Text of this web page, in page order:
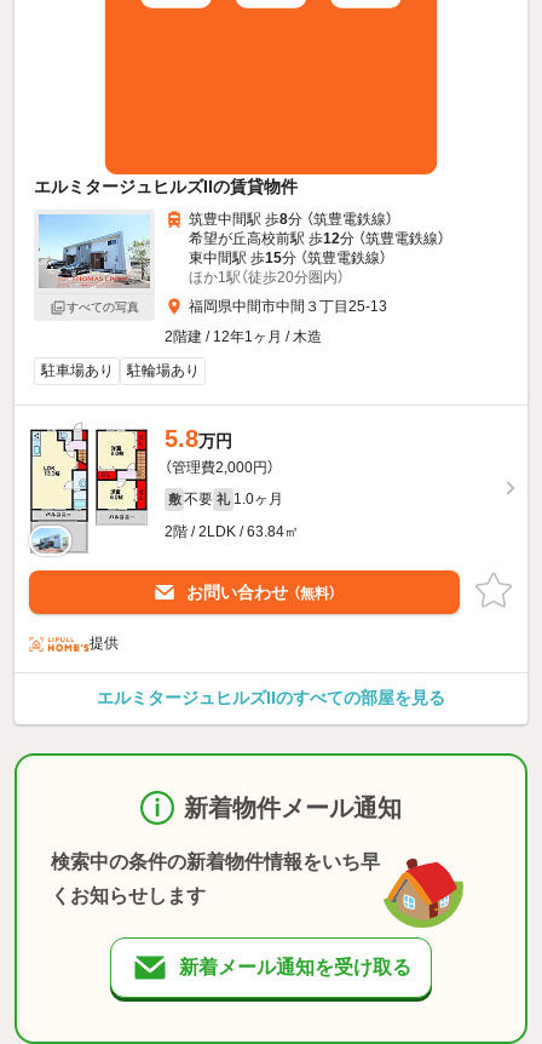
エルミタージュヒルズIIの賃貸物件
すべての写真
筑豊中間駅 歩8分 （筑豊電鉄線）
希望が丘高校前駅 歩12分 （筑豊電鉄線）
東中間駅 歩15分 （筑豊電鉄線）
ほか1駅（徒歩20分圏内）
福岡県中間市中間３丁目25-13
2階建 / 12年1ヶ月 / 木造
駐車場あり
駐輪場あり
5.8万円
（管理費2,000円）
敷 不要 礼 1.0ヶ月
2階 / 2LDK / 63.84㎡
お問い合わせ （無料）
提供
エルミタージュヒルズIIのすべての部屋を見る
新着物件メール通知
検索中の条件の新着物件情報をいち早
くお知らせします
新着メール通知を受け取る